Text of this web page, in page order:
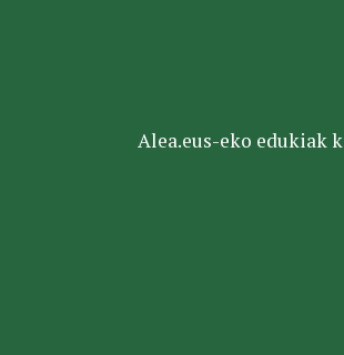
Alea.eus-eko edukiak